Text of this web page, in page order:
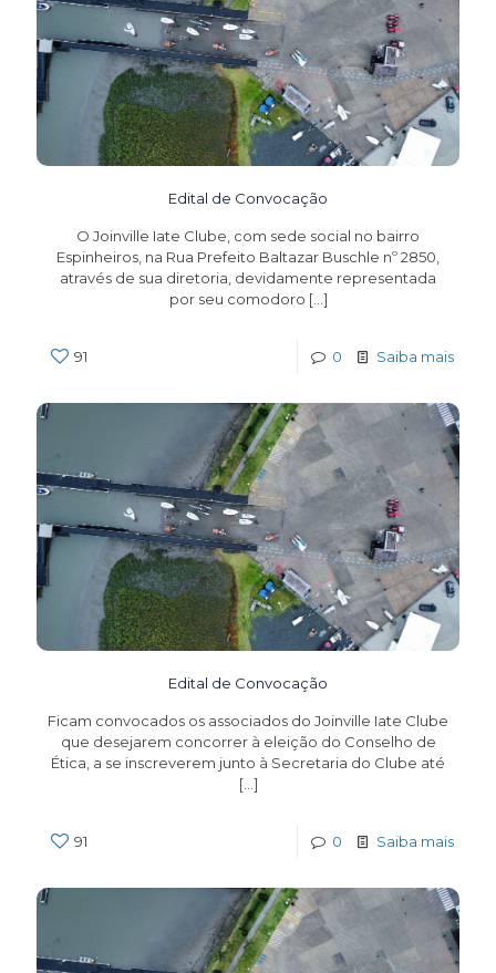
Edital de Convocação
O Joinville Iate Clube, com sede social no bairro
Espinheiros, na Rua Prefeito Baltazar Buschle nº 2850,
através de sua diretoria, devidamente representada
por seu comodoro […]
91 0 Saiba mais
Edital de Convocação
Ficam convocados os associados do Joinville Iate Clube
que desejarem concorrer à eleição do Conselho de
Ética, a se inscreverem junto à Secretaria do Clube até
[…]
91 0 Saiba mais